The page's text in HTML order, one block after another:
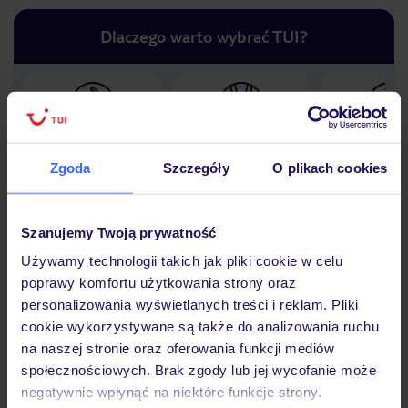
Zgoda Szczegóły O plikach cookies
Szanujemy Twoją prywatność
Używamy technologii takich jak pliki cookie w celu
poprawy komfortu użytkowania strony oraz
personalizowania wyświetlanych treści i reklam. Pliki
cookie wykorzystywane są także do analizowania ruchu
na naszej stronie oraz oferowania funkcji mediów
społecznościowych. Brak zgody lub jej wycofanie może
negatywnie wpłynąć na niektóre funkcje strony.
Dlaczego warto wybrać TUI?
podróży w Polsce
Hotel
Opinie